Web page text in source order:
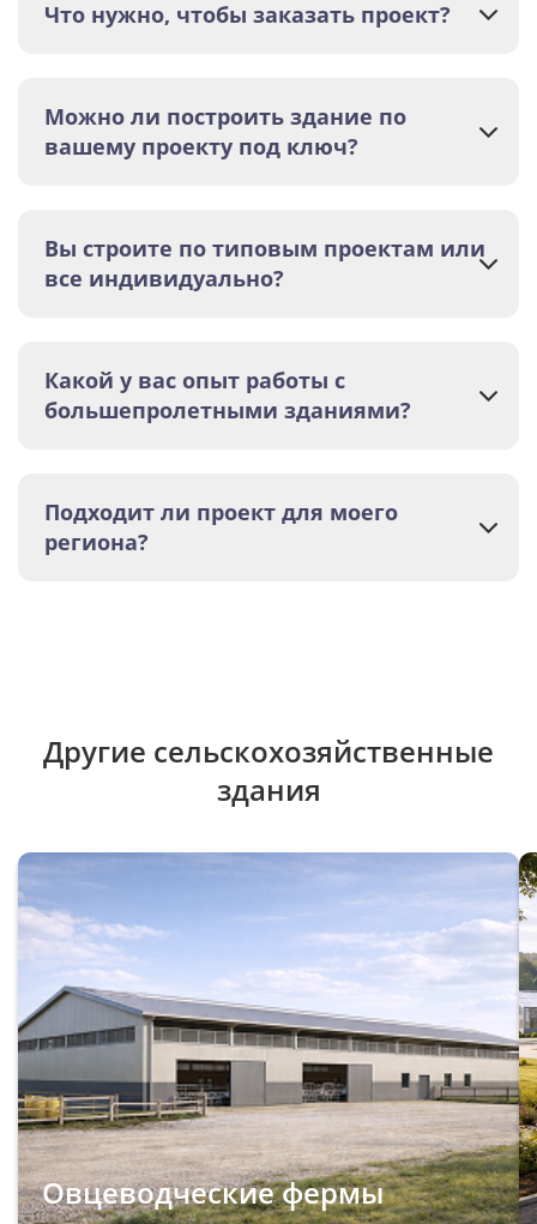
Что нужно, чтобы заказать проект?
Можно ли построить здание по
вашему проекту под ключ?
Вы строите по типовым проектам или
все индивидуально?
Какой у вас опыт работы с
большепролетными зданиями?
Подходит ли проект для моего
региона?
Другие сельскохозяйственные
здания
Овцеводческие фермы